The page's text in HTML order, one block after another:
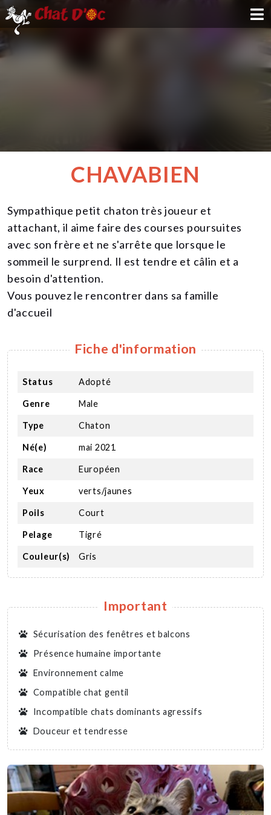
NOUS SOUTENIR
CONTACT
CHAVABIEN
Sympathique petit chaton très joueur et
attachant, il aime faire des courses poursuites
avec son frère et ne s'arrête que lorsque le
sommeil le surprend. Il est tendre et câlin et a
besoin d'attention.
Vous pouvez le rencontrer dans sa famille
d'accueil
Fiche d'information
Status Adopté
Genre Male
Type Chaton
Né(e) mai 2021
Race Européen
Yeux verts/jaunes
Poils Court
Pelage Tigré
Couleur(s) Gris
Important
Sécurisation des fenêtres et balcons
Présence humaine importante
Environnement calme
Compatible chat gentil
Incompatible chats dominants agressifs
Douceur et tendresse